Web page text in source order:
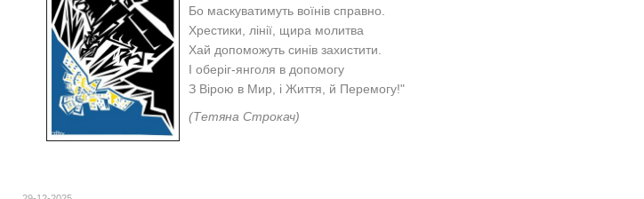
Бо маскуватимуть воїнів справно.
Хрестики, лінії, щира молитва
Хай допоможуть синів захистити.
І оберіг-янголя в допомогу
З Вірою в Мир, і Життя, й Перемогу!"
(Тетяна Строкач)